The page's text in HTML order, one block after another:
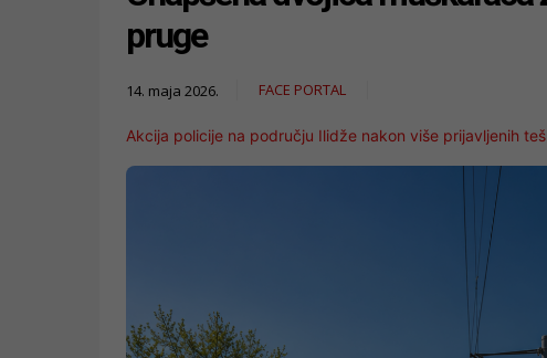
pruge
14. maja 2026. FACE PORTAL
Akcija policije na području Ilidže nakon više prijavljenih